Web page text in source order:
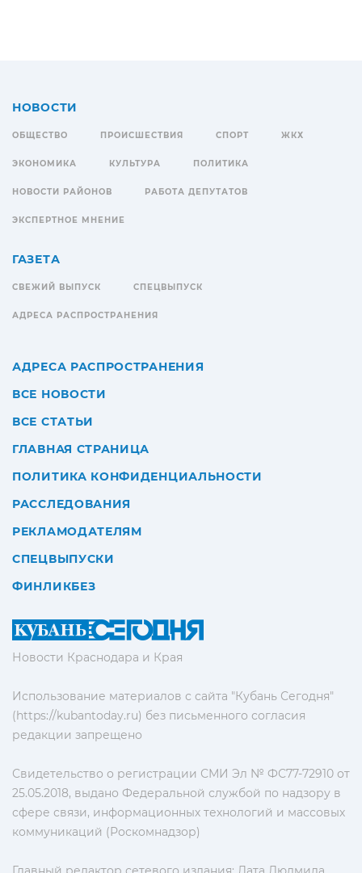
Новости Краснодара и Края
Использование материалов с сайта "Кубань Сегодня"
(https://kubantoday.ru) без письменного согласия
редакции запрещено
Свидетельство о регистрации СМИ Эл № ФС77-72910 от
25.05.2018, выдано Федеральной службой по надзору в
сфере связи, информационных технологий и массовых
коммуникаций (Роскомнадзор)
НОВОСТИ
ОБЩЕСТВО ПРОИСШЕСТВИЯ СПОРТ ЖКХ
ЭКОНОМИКА КУЛЬТУРА ПОЛИТИКА
НОВОСТИ РАЙОНОВ РАБОТА ДЕПУТАТОВ
ЭКСПЕРТНОЕ МНЕНИЕ
ГАЗЕТА
СВЕЖИЙ ВЫПУСК СПЕЦВЫПУСК
АДРЕСА РАСПРОСТРАНЕНИЯ
АДРЕСА РАСПРОСТРАНЕНИЯ
ВСЕ НОВОСТИ
ВСЕ СТАТЬИ
ГЛАВНАЯ СТРАНИЦА
ПОЛИТИКА КОНФИДЕНЦИАЛЬНОСТИ
РАССЛЕДОВАНИЯ
РЕКЛАМОДАТЕЛЯМ
СПЕЦВЫПУСКИ
ФИНЛИКБЕЗ